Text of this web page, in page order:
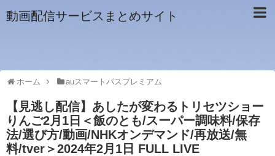
動画配信サービスまとめサイト
ホーム auスマートパスプレミアム
【見逃し配信】あしたが変わるトリセツショー
りんご2月1日＜飯のとも/スーパー調味料/保存
法/選び方/動画/NHKオンデマンド/再放送/無
料/tver＞2024年2月1日 FULL LIVE